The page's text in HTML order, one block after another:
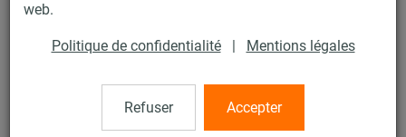
web.
Politique de confidentialité | Mentions légales
Refuser Accepter
Etrier MPT
Etrier MPT, pour Profil Q50 - Q100/2,5 - Q100/3,5, M12,